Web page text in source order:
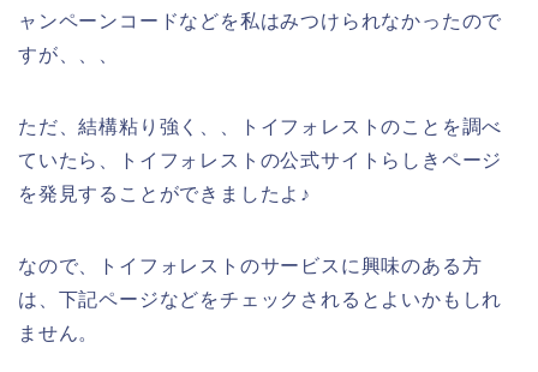
ャンペーンコードなどを私はみつけられなかったので
すが、、、
ただ、結構粘り強く、、トイフォレストのことを調べ
ていたら、トイフォレストの公式サイトらしきページ
を発見することができましたよ♪
なので、トイフォレストのサービスに興味のある方
は、下記ページなどをチェックされるとよいかもしれ
ません。